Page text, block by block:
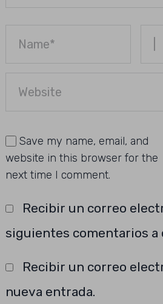
Save my name, email, and
website in this browser for the
next time I comment.
Recibir un correo
siguientes comentarios a
Recibir un correo
nueva entrada.